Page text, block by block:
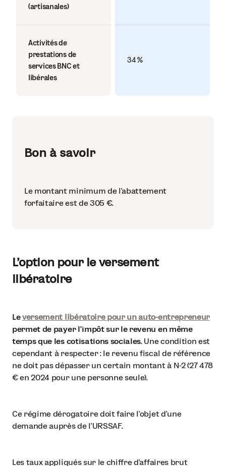
(artisanales)
Activités de
prestations de
services BNC et
libérales
34 %
Bon à savoir
Le montant minimum de l’abattement
forfaitaire est de 305 €.
L’option pour le versement
libératoire
Leversement libératoire pour un auto-entrepreneur
permet de payer l’impôt sur le revenu en même
temps que les cotisations sociales. Une condition est
cependant à respecter : le revenu fiscal de référence
ne doit pas dépasser un certain montant à N-2 (27 478
€ en 2024 pour une personne seule).
Ce régime dérogatoire doit faire l’objet d’une
demande auprès de l’URSSAF.
Les taux appliqués sur le chiffre d’affaires brut